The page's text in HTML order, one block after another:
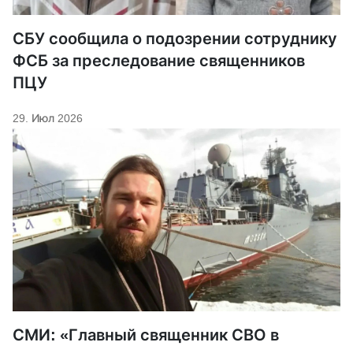
СБУ сообщила о подозрении сотруднику
ФСБ за преследование священников
ПЦУ
29. Июл 2026
СМИ: «Главный священник СВО в